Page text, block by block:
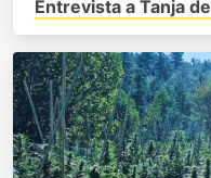
Entrevista a Tanja